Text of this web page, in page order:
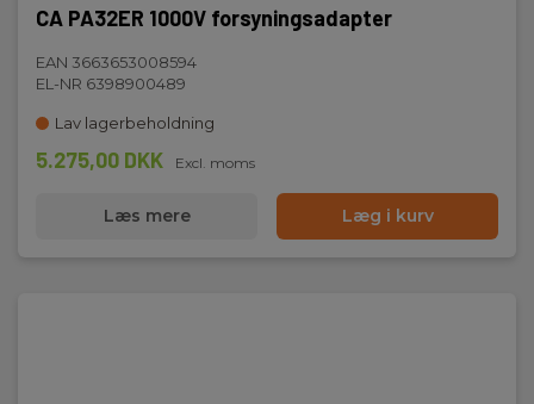
CA PA32ER 1000V forsyningsadapter
EAN 3663653008594
EL-NR 6398900489
Lav lagerbeholdning
5.275,00 DKK Excl. moms
Læs mere Læg i kurv